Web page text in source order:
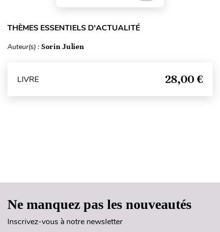
THÈMES ESSENTIELS D'ACTUALITÉ
Auteur(s) : Sorin Julien
LIVRE 28,00 €
Ne manquez pas les nouveautés
Inscrivez-vous à notre newsletter